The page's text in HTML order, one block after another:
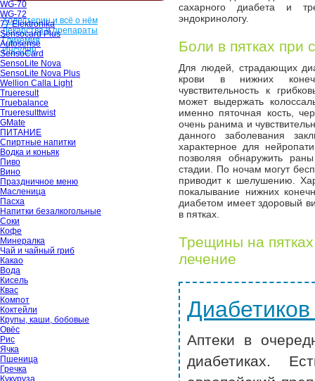
WG-70
WG-72
77 Elektronika
Sensocard Plus
Autosense
SensoCard
SensoLite Nova
SensoLite Nova Plus
Wellion Calla Light
Trueresult
Truebalance
Trueresulttwist
GMate
ПИТАНИЕ
Спиртные напитки
Водка и коньяк
Пиво
Вино
Праздничное меню
Масленица
Пасха
Напитки безалкогольные
Соки
Кофе
Минералка
Чай и чайный гриб
Какао
Вода
Кисель
Квас
Компот
Коктейли
Крупы, каши, бобовые
Овёс
Рис
Ячка
Пшеница
Гречка
Кукуруза
Холестерин и всё о нём
Лекарства и препараты
Гликемия
Инсулин
сахарного диабета и
эндокринологу.
Боли в пятках при
Для людей, страдающих
крови в нижних
чувствительность к
может выдержать
именно пяточная кость,
очень ранима и
данного заболевания
характерное для
позволяя обнаружить
стадии. По ночам могут
приводит к шелушению.
покалывание нижних
диабетом имеет здоровый
в пятках.
Трещины на
лечение
Аптеки в
диабетиках.